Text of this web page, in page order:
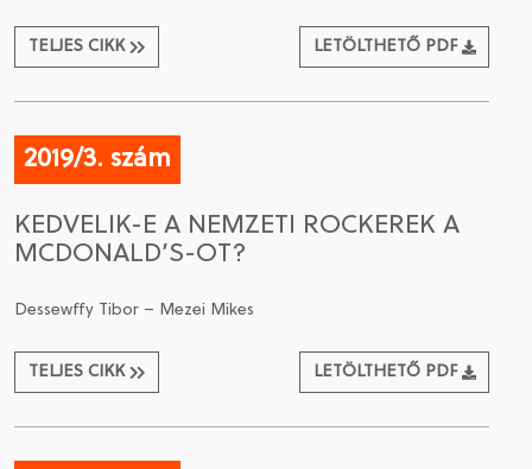
TELJES CIKK LETÖLTHETŐ PDF
2019/3. szám
KEDVELIK-E A NEMZETI ROCKEREK A
MCDONALD’S-OT?
Dessewffy Tibor – Mezei Mikes
TELJES CIKK LETÖLTHETŐ PDF